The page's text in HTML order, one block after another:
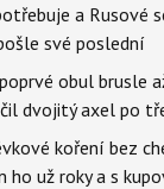
a Rusové
své poslední
obul brusle
dvojitý axel po
koření bez
už roky a s